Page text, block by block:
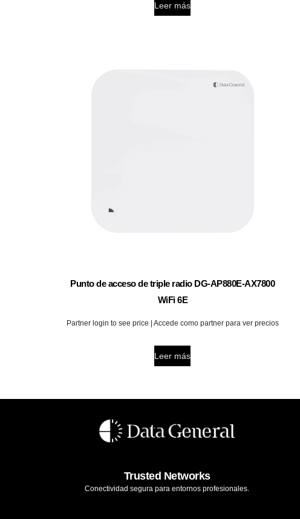
Leer más
Punto de acceso de triple radio DG-AP880E-AX7800
WiFi 6E
Partner login to see price | Accede como partner para ver precios
Leer más
Trusted Networks
Conectividad segura para entornos profesionales.